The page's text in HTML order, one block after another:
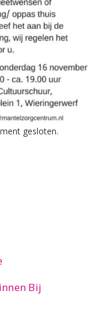
gesloten.
Bij